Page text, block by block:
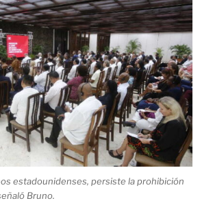
estadounidenses, persiste la prohibición
Bruno.